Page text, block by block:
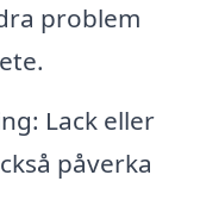
problem
Lack eller
påverka